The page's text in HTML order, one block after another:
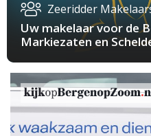
Zeeridder
Uw makelaar voor de
Markiezaten en